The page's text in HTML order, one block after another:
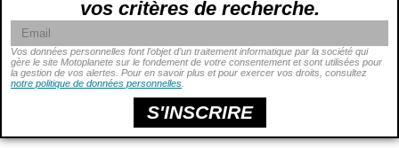
Puissance
ch -
Prix
cm -
vos critères de recherche.
Vos données personnelles font l’objet d’un traitement informatique par la société qui
gère le site Motoplanete sur le fondement de votre consentement et sont utilisées pour
la gestion de vos alertes. Pour en savoir plus et pour exercer vos droits, consultez
notre politique de données personnelles
S'INSCRIRE